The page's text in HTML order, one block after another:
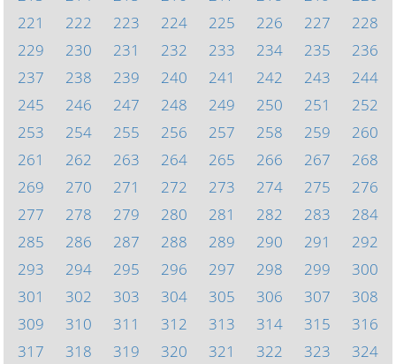
221
222 223 224 225 226 227
228
229
230 231 232 233 234 235
236
237
238 239 240 241 242 243
244
245
246 247 248 249 250 251
252
253
254 255 256 257 258 259
260
261
262 263 264 265 266 267
268
269
270 271 272 273 274 275
276
277
278 279 280 281 282 283
284
285
286 287 288 289 290 291
292
293
294 295 296 297 298 299
300
301
302 303 304 305 306 307
308
309
310 311 312 313 314 315
316
317
318 319 320 321 322 323
324